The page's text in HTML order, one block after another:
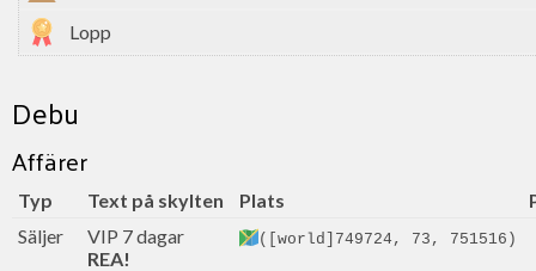
Lopp
Debu
Affärer
Typ Text på skylten Plats
Säljer
VIP 7 dagar
REA!
([world]749724, 73, 751516)